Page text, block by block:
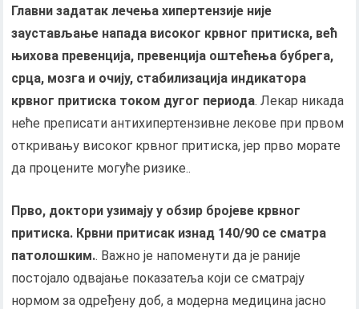
Главни задатак лечења хипертензије није
заустављање напада високог крвног притиска, већ
њихова превенција, превенција оштећења бубрега,
срца, мозга и очију, стабилизација индикатора
крвног притиска током дугог периода. Лекар никада
неће преписати антихипертензивне лекове при првом
откривању високог крвног притиска, јер прво морате
да процените могуће ризике..
Прво, доктори узимају у обзир бројеве крвног
притиска. Крвни притисак изнад 140/90 се сматра
патолошким.. Важно је напоменути да је раније
постојало одвајање показатеља који се сматрају
нормом за одређену доб, а модерна медицина јасно